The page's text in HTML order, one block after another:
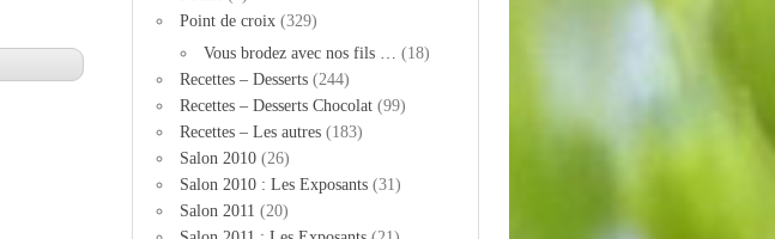
Point de croix (329)
Vous brodez avec nos fils …
(18)
Recettes – Desserts (244)
Recettes – Desserts Chocolat (99)
Recettes – Les autres (183)
Salon 2010 (26)
Salon 2010 : Les Exposants (31)
Salon 2011 (20)